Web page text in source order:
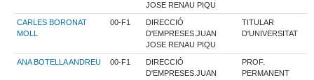
JOSE RENAU PIQU
CARLES BORONAT
MOLL
00-F1
DIRECCIÓ
D'EMPRESES.JUAN
JOSE RENAU PIQU
TITULAR
D'UNIVERSITAT
ANA BOTELLA ANDREU 00-F1
DIRECCIÓ
D'EMPRESES.JUAN
PROF.
PERMANENT